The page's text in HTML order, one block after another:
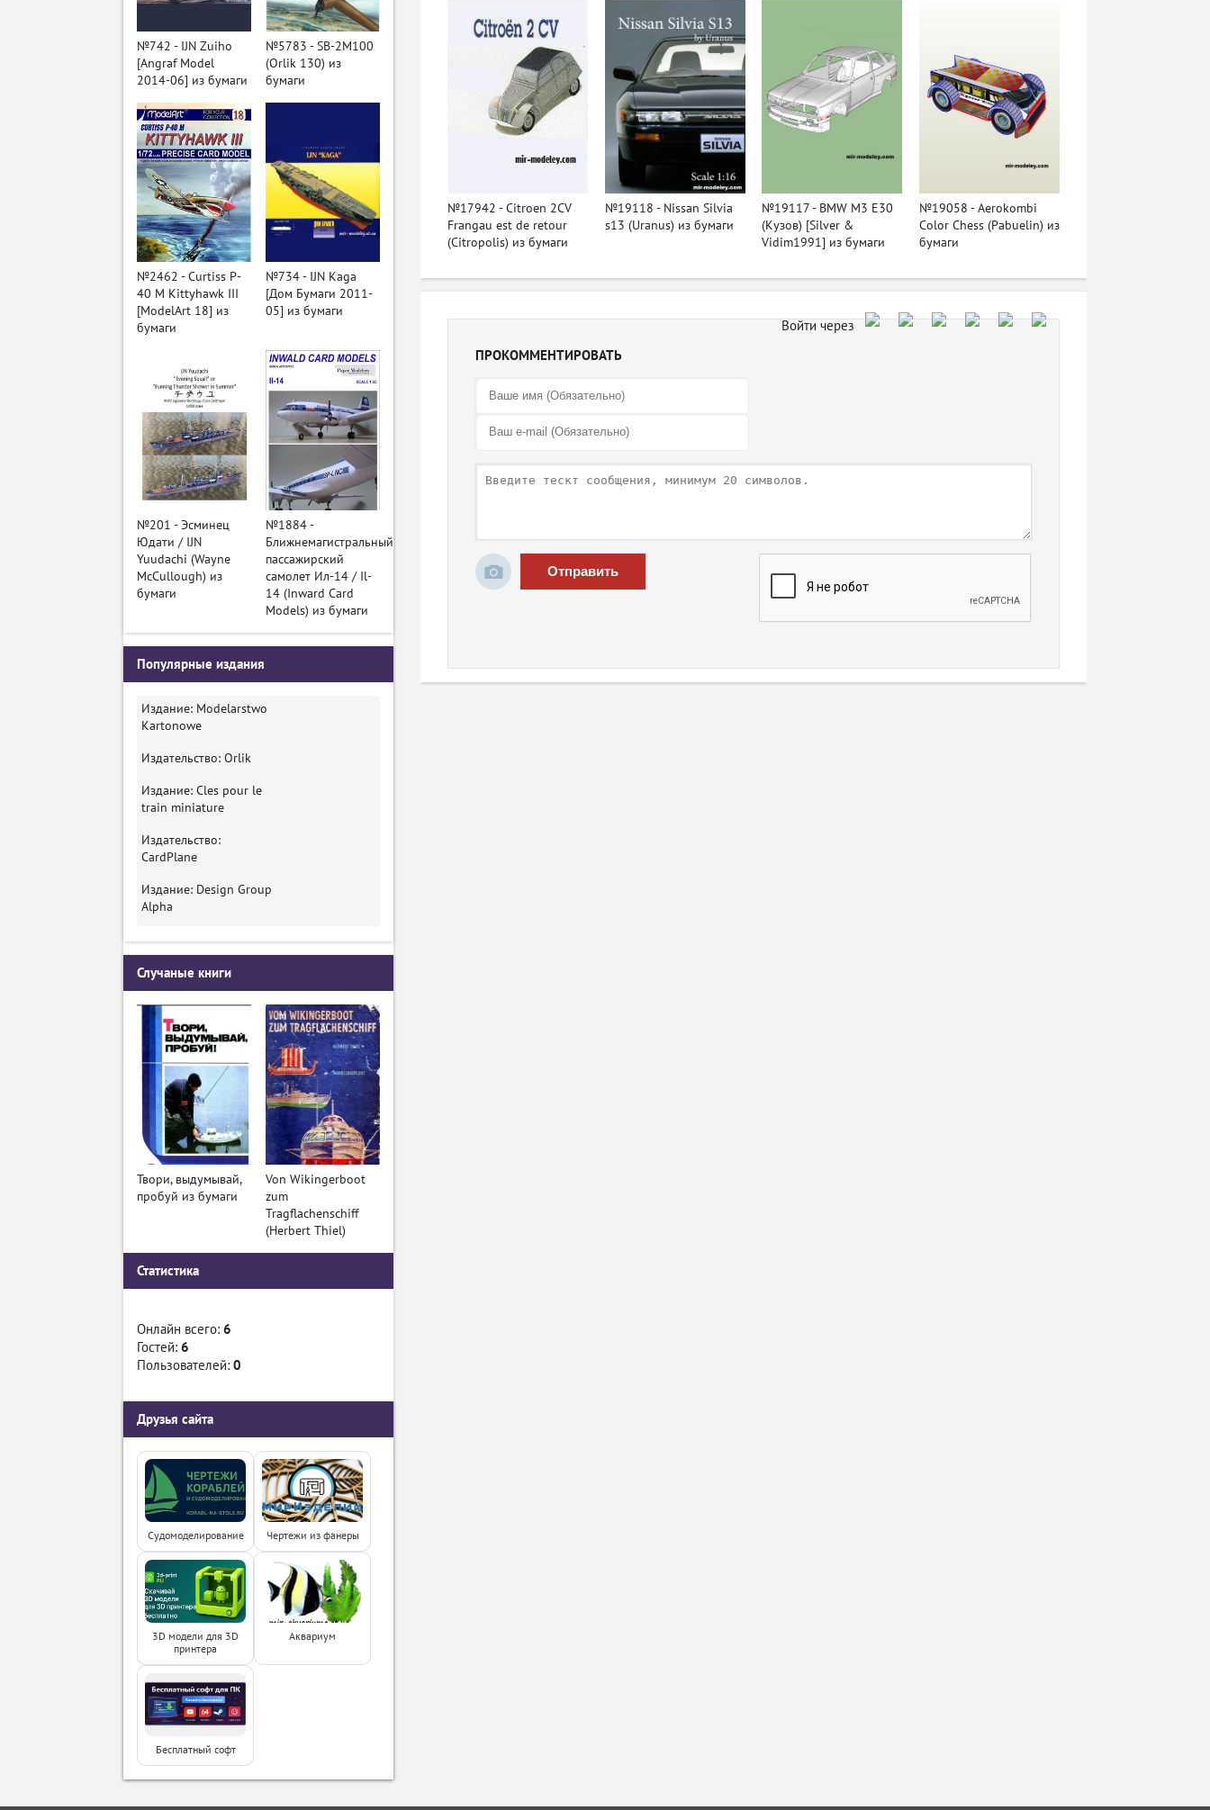
№17942 - Citroen 2CV
Frangau est de retour
(Citropolis) из бумаги
№19118 - Nissan Silvia
s13 (Uranus) из бумаги
№19117 - BMW M3 E30
(Кузов) [Silver &
Vidim1991] из бумаги
№19058 - Aerokombi
Color Chess (Pabuelin) из
бумаги
ПРОКОММЕНТИРОВАТЬ
Отправить
№742 - IJN Zuiho
[Angraf Model
2014-06] из бумаги
№5783 - SB-2M100
(Orlik 130) из
бумаги
№2462 - Curtiss P-
40 M Kittyhawk III
[ModelArt 18] из
бумаги
№734 - IJN Kaga
[Дом Бумаги 2011-
05] из бумаги
№201 - Эсминец
Юдати / IJN
Yuudachi (Wayne
McCullough) из
бумаги
№1884 -
Ближнемагистральный
пассажирский
самолет Ил-14 / Il-
14 (Inward Card
Models) из бумаги
Популярные издания
Издание: Modelarstwo
Kartonowe
Издательство: Orlik
Издание: Cles pour le
train miniature
Издательство:
CardPlane
Издание: Design Group
Alpha
Случаные книги
Твори, выдумывай,
пробуй из бумаги
Von Wikingerboot
zum
Tragflachenschiff
(Herbert Thiel)
Статистика
Онлайн всего: 6
Гостей: 6
Пользователей: 0
Друзья сайта
Судомоделирование Чертежи из фанеры
3D модели для 3D
принтера
Аквариум
Бесплатный софт